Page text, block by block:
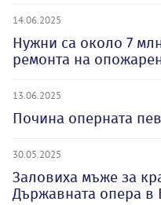
14.06.2025
Нужни са около 7
ремонта на
13.06.2025
Почина оперната
30.05.2025
Заловиха мъже за
Държавната опера в